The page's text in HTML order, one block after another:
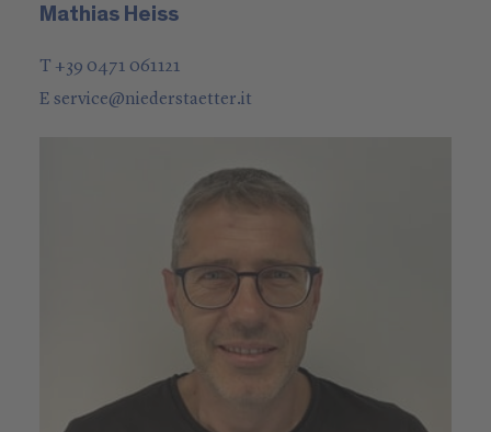
Mathias Heiss
T +39 0471 061121
Eservice@niederstaetter.it